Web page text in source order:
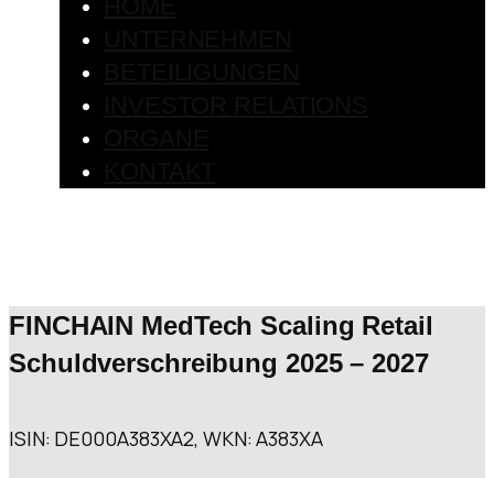
FINCHAIN MedTech Scaling Retail
Schuldverschreibung 2025 – 2027
ISIN: DE000A383XA2, WKN: A383XA